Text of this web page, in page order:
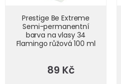
Prestige Be Extreme
Semi-permanentní
barva na vlasy 34
Flamingo růžová 100 ml
89 Kč